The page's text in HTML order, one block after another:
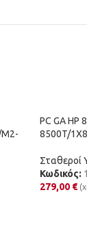
M2-
PC GA HP
8500T/
Σταθεροί
Κωδικός:
279,00 €